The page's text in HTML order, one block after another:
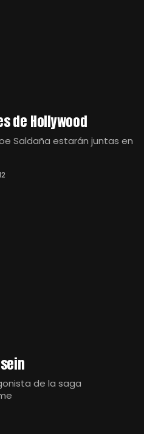
de Hollywood
Saldaña estarán juntas en
de la saga